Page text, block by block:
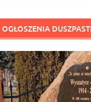
OGŁOSZENIA